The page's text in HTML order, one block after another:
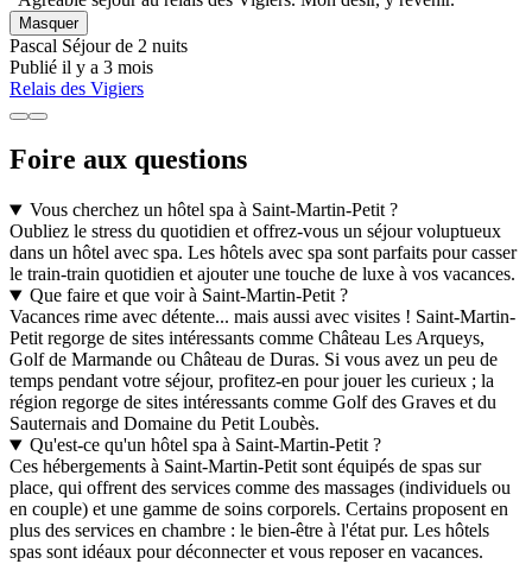
Masquer
Pascal Séjour de 2 nuits
Publié il y a 3 mois
Relais des Vigiers
Foire aux questions
Vous cherchez un hôtel spa à Saint-Martin-Petit ?
Oubliez le stress du quotidien et offrez-vous un séjour voluptueux
dans un hôtel avec spa. Les hôtels avec spa sont parfaits pour casser
le train-train quotidien et ajouter une touche de luxe à vos vacances.
Que faire et que voir à Saint-Martin-Petit ?
Vacances rime avec détente... mais aussi avec visites ! Saint-Martin-
Petit regorge de sites intéressants comme Château Les Arqueys,
Golf de Marmande ou Château de Duras. Si vous avez un peu de
temps pendant votre séjour, profitez-en pour jouer les curieux ; la
région regorge de sites intéressants comme Golf des Graves et du
Sauternais and Domaine du Petit Loubès.
Qu'est-ce qu'un hôtel spa à Saint-Martin-Petit ?
Ces hébergements à Saint-Martin-Petit sont équipés de spas sur
place, qui offrent des services comme des massages (individuels ou
en couple) et une gamme de soins corporels. Certains proposent en
plus des services en chambre : le bien-être à l'état pur. Les hôtels
spas sont idéaux pour déconnecter et vous reposer en vacances.